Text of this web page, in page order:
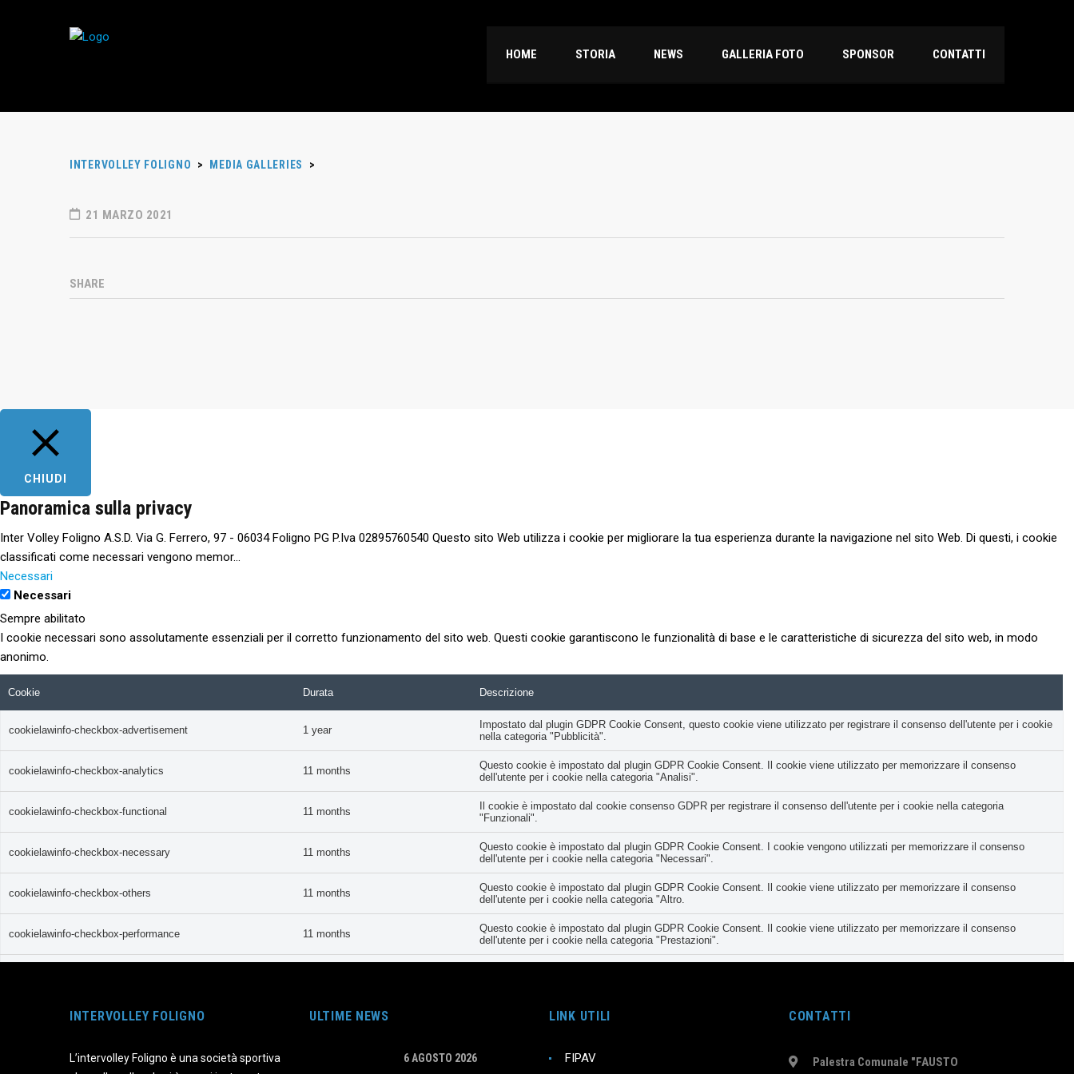
HOME STORIA NEWS GALLERIA FOTO SPONSOR CONTATTI
INTERVOLLEY FOLIGNO > MEDIA GALLERIES >
21 MARZO 2021
SHARE
INTERVOLLEY FOLIGNO
L’intervolley Foligno è una società sportiva
ULTIME NEWS
6 AGOSTO 2026
LINK UTILI
FIPAV
CONTATTI
Palestra Comunale "FAUSTO
CHIUDI
Panoramica sulla privacy
Inter Volley Foligno A.S.D. Via G. Ferrero, 97 - 06034 Foligno PG P.Iva 02895760540 Questo sito Web utilizza i cookie per migliorare la tua esperienza durante la navigazione nel sito Web. Di questi, i cookie
classificati come necessari vengono memor...
Necessari
Necessari
Sempre abilitato
I cookie necessari sono assolutamente essenziali per il corretto funzionamento del sito web. Questi cookie garantiscono le funzionalità di base e le caratteristiche di sicurezza del sito web, in modo
anonimo.
Cookie Durata Descrizione
cookielawinfo-checkbox-advertisement 1 year
Impostato dal plugin GDPR Cookie Consent, questo cookie viene utilizzato per registrare il consenso dell'utente per i cookie
nella categoria "Pubblicità".
cookielawinfo-checkbox-analytics 11 months
Questo cookie è impostato dal plugin GDPR Cookie Consent. Il cookie viene utilizzato per memorizzare il consenso
dell'utente per i cookie nella categoria "Analisi".
cookielawinfo-checkbox-functional 11 months
Il cookie è impostato dal cookie consenso GDPR per registrare il consenso dell'utente per i cookie nella categoria
"Funzionali".
cookielawinfo-checkbox-necessary 11 months
Questo cookie è impostato dal plugin GDPR Cookie Consent. I cookie vengono utilizzati per memorizzare il consenso
dell'utente per i cookie nella categoria "Necessari".
cookielawinfo-checkbox-others 11 months
Questo cookie è impostato dal plugin GDPR Cookie Consent. Il cookie viene utilizzato per memorizzare il consenso
dell'utente per i cookie nella categoria "Altro.
cookielawinfo-checkbox-performance 11 months
Questo cookie è impostato dal plugin GDPR Cookie Consent. Il cookie viene utilizzato per memorizzare il consenso
dell'utente per i cookie nella categoria "Prestazioni".
viewed_cookie_policy 11 months
Il cookie è impostato dal plugin GDPR Cookie Consent e viene utilizzato per memorizzare se l'utente ha acconsentito o
meno all'uso dei cookie. Non memorizza alcun dato personale.